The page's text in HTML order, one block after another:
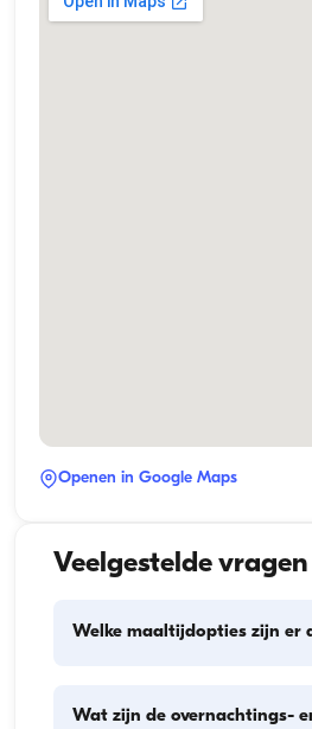
Openen in Google Maps
Veelgestelde vragen
Welke maaltijdopties zijn er
Wat zijn de overnachtings-